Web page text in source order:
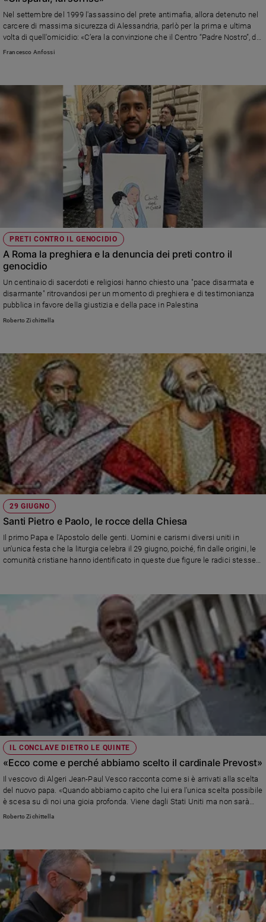
Nel settembre del 1999 l'assassino del prete antimafia, allora detenuto nel
carcere di massima sicurezza di Alessandria, parlò per la prima e ultima
volta di quell'omicidio: «C’era la convinzione che il Centro “Padre Nostro”, da
lui fondato, fosse un covo di infiltrati della polizia. Poi si scoprì che non era
Francesco Anfossi
PRETI CONTRO IL GENOCIDIO
A Roma la preghiera e la denuncia dei preti contro il
genocidio
Un centinaio di sacerdoti e religiosi hanno chiesto una "pace disarmata e
disarmante" ritrovandosi per un momento di preghiera e di testimonianza
pubblica in favore della giustizia e della pace in Palestina
Roberto Zichittella
29 GIUGNO
Santi Pietro e Paolo, le rocce della Chiesa
Il primo Papa e l'Apostolo delle genti. Uomini e carismi diversi uniti in
un'unica festa che la liturgia celebra il 29 giugno, poiché, fin dalle origini, le
comunità cristiane hanno identificato in queste due figure le radici stesse
IL CONCLAVE DIETRO LE QUINTE
«Ecco come e perché abbiamo scelto il cardinale Prevost»
Il vescovo di Algeri Jean-Paul Vesco racconta come si è arrivati alla scelta
del nuovo papa. «Quando abbiamo capito che lui era l'unica scelta possibile
è scesa su di noi una gioia profonda. Viene dagli Stati Uniti ma non sarà
l'ambasciatore di Trump e Vance»
Roberto Zichittella